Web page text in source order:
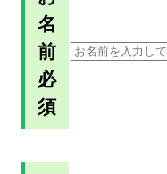
名
前
必
須